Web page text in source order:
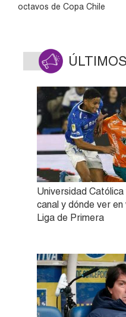
octavos de Copa Chile
ÚLTIMOS
Universidad
canal y dónde ver
Liga de Primera